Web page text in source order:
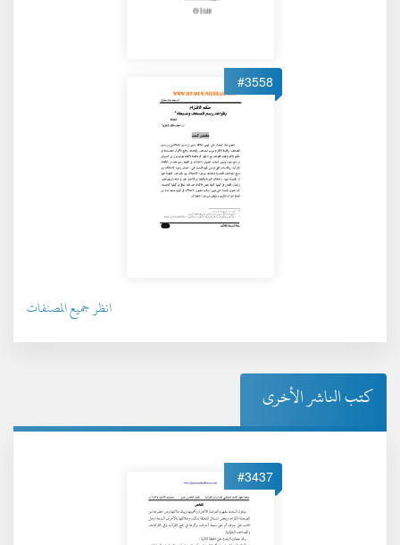
#3558
انظر جميع المصنفات
كتب الناشر الأخرى
#3437